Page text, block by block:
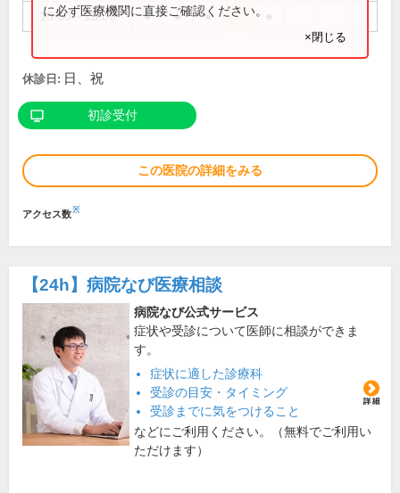
15:00～18:00 ● ● ●
に必ず医療機関に直接ご確認ください。
×閉じる
休診日: 日、祝
初診受付
この医院の詳細をみる
アクセス数※
【24h】 病院なび医療相談
病院なび公式サービス
症状や受診について医師に相談ができま
す。
症状に適した診療科
受診の目安・タイミング
受診までに気をつけること
などにご利用ください。（無料でご利用い
ただけます）